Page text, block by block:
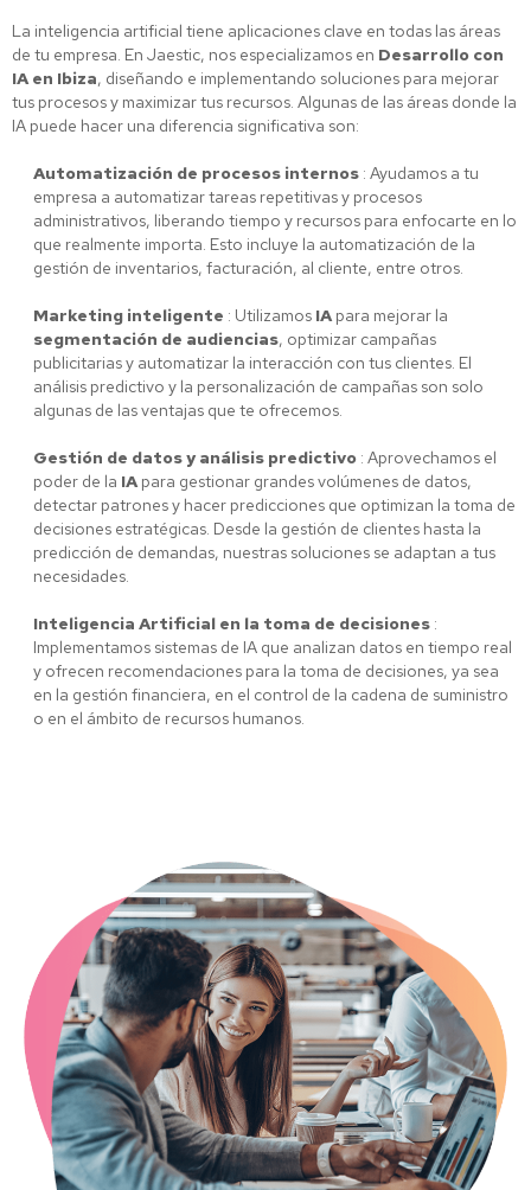
La inteligencia artificial tiene aplicaciones clave en todas las áreas
de tu empresa. En Jaestic, nos especializamos en Desarrollo con
IA en Ibiza, diseñando e implementando soluciones para mejorar
tus procesos y maximizar tus recursos. Algunas de las áreas donde la
IA puede hacer una diferencia significativa son:
Automatización de procesos internos : Ayudamos a tu
empresa a automatizar tareas repetitivas y procesos
administrativos, liberando tiempo y recursos para enfocarte en lo
que realmente importa. Esto incluye la automatización de la
gestión de inventarios, facturación, al cliente, entre otros.
Marketing inteligente : Utilizamos IApara mejorar la
segmentación de audiencias, optimizar campañas
publicitarias y automatizar la interacción con tus clientes. El
análisis predictivo y la personalización de campañas son solo
algunas de las ventajas que te ofrecemos.
Gestión de datos y análisis predictivo : Aprovechamos el
poder de la IApara gestionar grandes volúmenes de datos,
detectar patrones y hacer predicciones que optimizan la toma de
decisiones estratégicas. Desde la gestión de clientes hasta la
predicción de demandas, nuestras soluciones se adaptan a tus
necesidades.
Inteligencia Artificial en la toma de decisiones :
Implementamos sistemas de IA que analizan datos en tiempo real
y ofrecen recomendaciones para la toma de decisiones, ya sea
en la gestión financiera, en el control de la cadena de suministro
o en el ámbito de recursos humanos.